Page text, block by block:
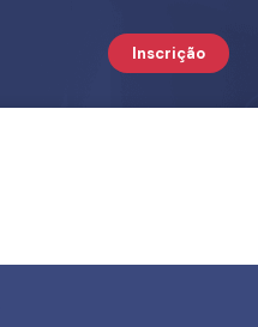
Inscrição